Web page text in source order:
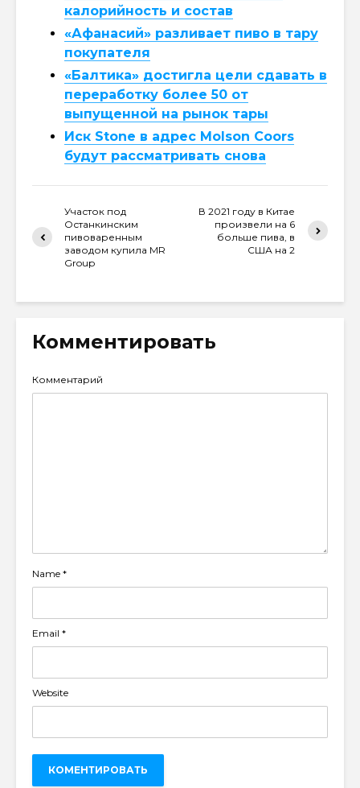
калорийность и состав
«Афанасий» разливает пиво в тару
покупателя
«Балтика» достигла цели сдавать в
переработку более 50 от
выпущенной на рынок тары
Иск Stone в адрес Molson Coors
будут рассматривать снова
Участок под
Останкинским
пивоваренным
заводом купила MR
Group
В 2021 году в Китае
произвели на 6
больше пива, в
США на 2
Комментировать
Комментарий
Name *
Email *
Website